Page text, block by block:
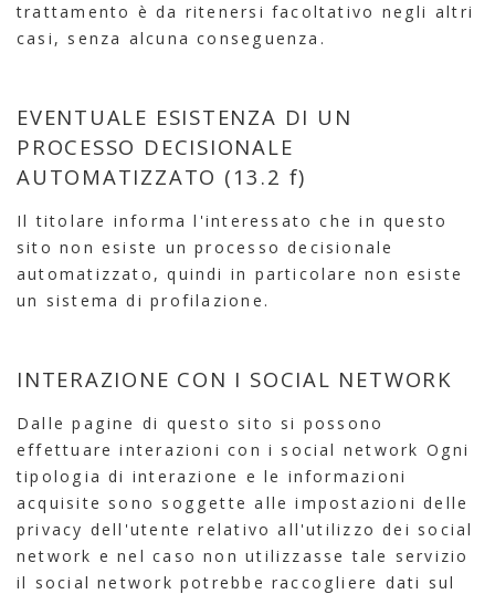
trattamento è da ritenersi facoltativo negli altri
casi, senza alcuna conseguenza.
EVENTUALE ESISTENZA DI UN
PROCESSO DECISIONALE
AUTOMATIZZATO (13.2 f)
Il titolare informa l'interessato che in questo
sito non esiste un processo decisionale
automatizzato, quindi in particolare non esiste
un sistema di profilazione.
INTERAZIONE CON I SOCIAL NETWORK
Dalle pagine di questo sito si possono
effettuare interazioni con i social network Ogni
tipologia di interazione e le informazioni
acquisite sono soggette alle impostazioni delle
privacy dell'utente relativo all'utilizzo dei social
network e nel caso non utilizzasse tale servizio
il social network potrebbe raccogliere dati sul